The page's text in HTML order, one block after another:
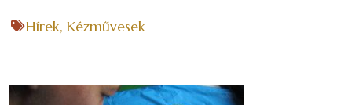
Hírek,Kézművesek